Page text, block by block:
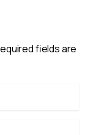
fields are